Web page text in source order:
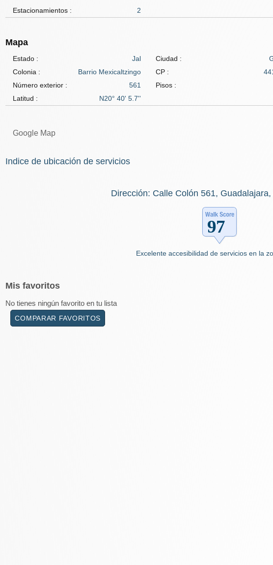
Estacionamientos : 2
Mapa
Estado : Jal Ciudad :
Colonia :
Barrio Mexicaltzingo CP :
Número exterior :
561 Pisos :
Latitud :
N20° 40' 5.7''
Google Map
Indice de ubicación de servicios
Dirección: Calle Colón 561,
Excelente accesibilidad de servicios en la
Mis favoritos
No tienes ningún favorito en tu lista
COMPARAR FAVORITOS